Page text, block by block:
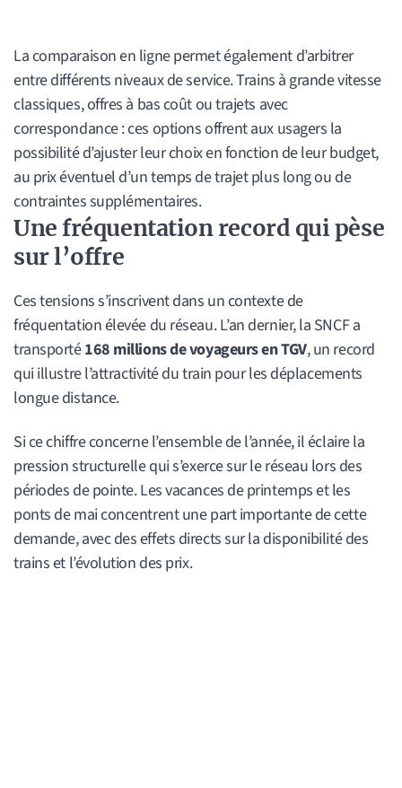
La comparaison en ligne permet également d’arbitrer
entre différents niveaux de service. Trains à grande vitesse
classiques, offres à bas coût ou trajets avec
correspondance : ces options offrent aux usagers la
possibilité d’ajuster leur choix en fonction de leur budget,
au prix éventuel d’un temps de trajet plus long ou de
contraintes supplémentaires.
Une fréquentation record qui pèse
sur l’offre
Ces tensions s’inscrivent dans un contexte de
fréquentation élevée du réseau. L’an dernier, la SNCF a
transporté168 millions de voyageurs en TGV, un record
qui illustre l’attractivité du train pour les déplacements
longue distance.
Si ce chiffre concerne l’ensemble de l’année, il éclaire la
pression structurelle qui s’exerce sur le réseau lors des
périodes de pointe. Les vacances de printemps et les
ponts de mai concentrent une part importante de cette
demande, avec des effets directs sur la disponibilité des
trains et l’évolution des prix.